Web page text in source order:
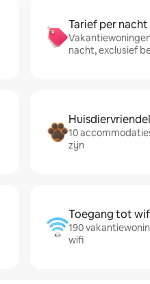
Tarief per
nacht, exclusief
10
zijn
Toegang tot
190
wifi